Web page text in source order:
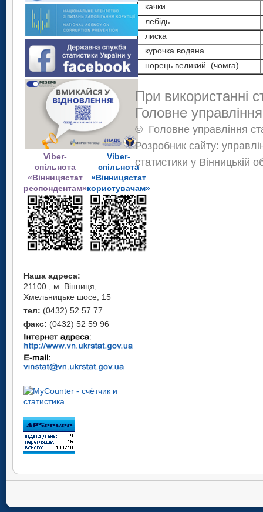
Viber-
спільнота
«Вінницястат
респондентам»
Viber-
спільнота
«Вінницястат
користувачам»
Наша адреса:
21100 , м. Вінниця,
Хмельницьке шосе, 15
тел: (0432) 52 57 77
факс: (0432) 52 59 96
качки
лебідь
лиска
курочка водяна
норець великий (чомга)
При використанні
Головне
© Головне управління
Розробник сайту:
статистики у Вінницькій